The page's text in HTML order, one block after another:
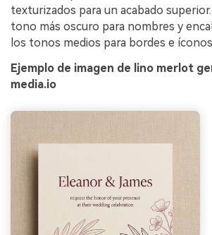
texturizados para un acabado superior.
tono más oscuro para nombres y
los tonos medios para bordes e
Ejemplo de imagen de lino merlot
media.io